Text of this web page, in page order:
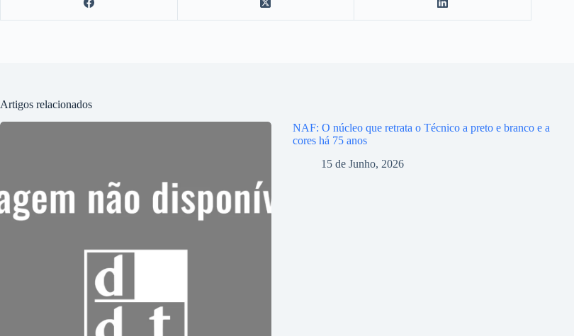
Artigos relacionados
NAF: O núcleo que retrata o Técnico a preto e branco e a
cores há 75 anos
15 de Junho, 2026